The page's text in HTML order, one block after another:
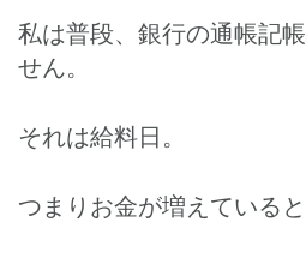
私は普段、銀行の通帳記
せん。
それは給料日。
つまりお金が増えていると